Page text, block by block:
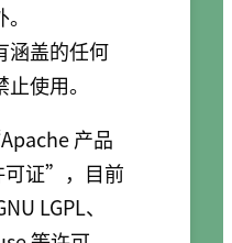
涵盖的任何
使用。
产品
可证”，目前
LGPL、